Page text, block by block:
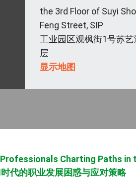
the 3rd Floor of Suyi
Feng Street, SIP
工业园区观枫街1号苏
层
显示地图
Charting Paths in
代的职业发展困惑与应对策略